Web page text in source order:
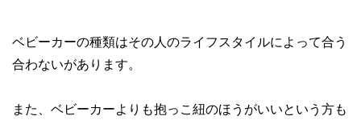
ベビーカーの種類はその人のライフスタイルによって合う
合わないがあります。
また、ベビーカーよりも抱っこ紐のほうがいいという方も